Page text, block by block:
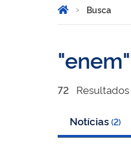
Você está aqui:
Página Inicial
Busca
enem
72 Resultados
Notícias (2)